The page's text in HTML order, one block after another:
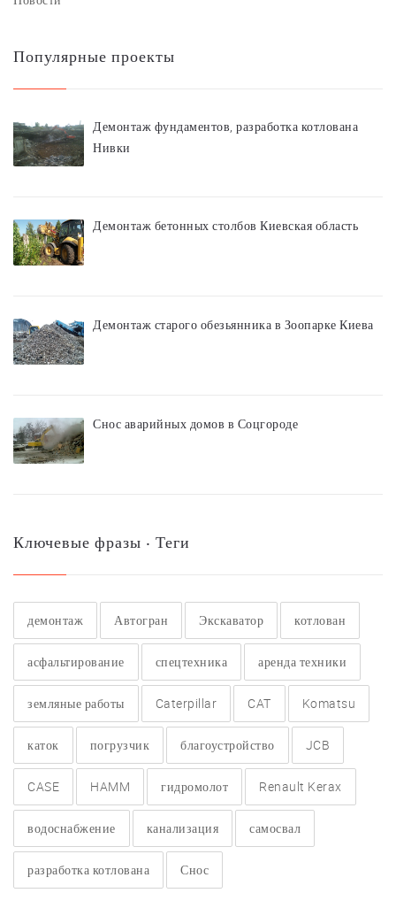
Популярные проекты
Демонтаж фундаментов, разработка котлована
Нивки
Демонтаж бетонных столбов Киевская область
Демонтаж старого обезьянника в Зоопарке Киева
Снос аварийных домов в Соцгороде
Ключевые фразы ‧ Теги
демонтаж Автогран Экскаватор котлован
асфальтирование спецтехника аренда техники
земляные работы Caterpillar CAT Komatsu
каток погрузчик благоустройство JCB
CASE HAMM гидромолот Renault Kerax
водоснабжение канализация самосвал
разработка котлована Снос